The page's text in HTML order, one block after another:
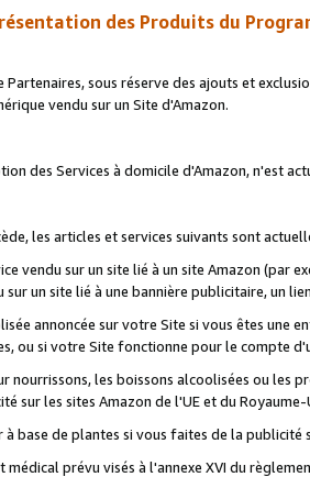
des Produits du
Partenaires, sous réserve des ajouts et
vendu sur un Site d'Amazon.
des Services à domicile d'Amazon, n'est
les articles et services suivants sont
vendu sur un site lié à un site Amazon (par
sur un site lié à une bannière publicitaire, un
annoncée sur votre Site si vous êtes une
ou si votre Site fonctionne pour le compte
nourrissons, les boissons alcoolisées ou les
sur les sites Amazon de l'UE et du Royaume-
base de plantes si vous faites de la publicité
médical prévu visés à l'annexe XVI du